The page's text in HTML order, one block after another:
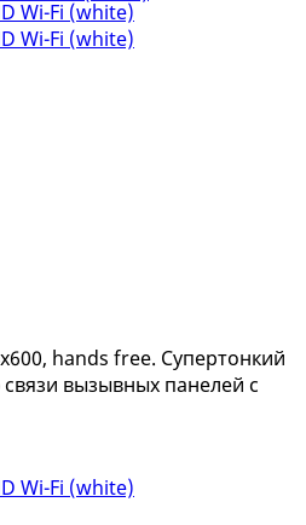
hands free. Супертонкий
вызывных панелей с